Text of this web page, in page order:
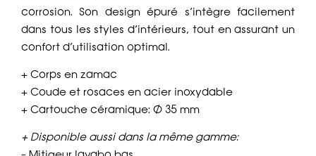
corrosion. Son design épuré s’intègre facilement
dans tous les styles d’intérieurs, tout en assurant un
confort d’utilisation optimal.
+ Corps en zamac
+ Coude et rosaces en acier inoxydable
+ Cartouche céramique: Ø 35 mm
+ Disponible aussi dans la même gamme: